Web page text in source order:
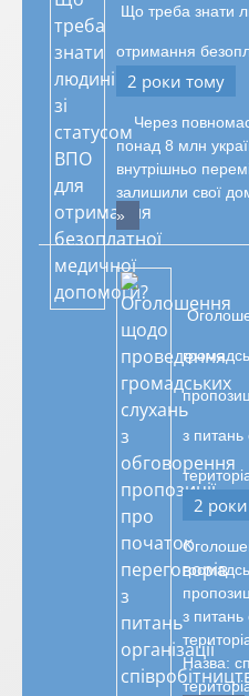
Що треба знати
отримання
2 роки тому
Через
понад 8 млн
внутрішньо
залишили свої
»
з питань
2
з питань
Назва: